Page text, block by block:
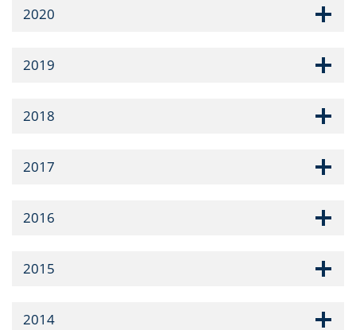
2020
2019
2018
2017
2016
2015
2014